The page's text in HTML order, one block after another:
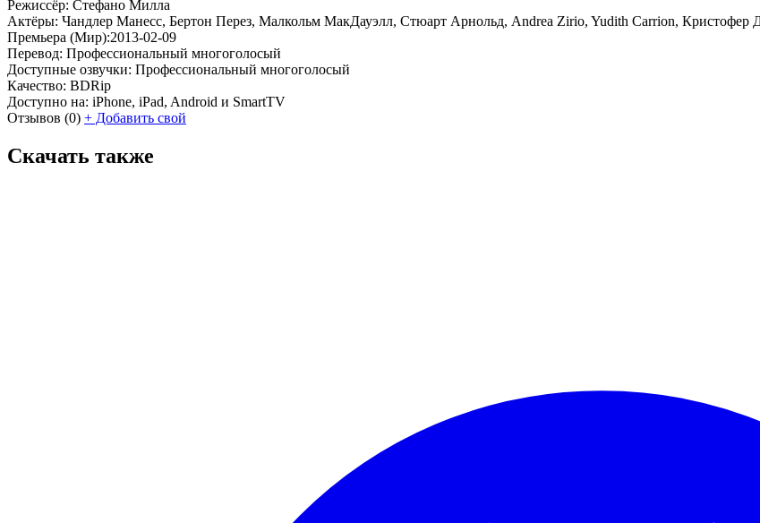
Режиссёр: Стефано Милла
Актёры: Чандлер Манесс, Бертон Перез, Малкольм МакДауэлл, Стюарт Арнольд, Andrea Zirio, Yudith Carrion, Кристофер
Премьера (Мир):2013-02-09
Перевод: Профессиональный многоголосый
Доступные озвучки: Профессиональный многоголосый
Качество: BDRip
Доступно на: iPhone, iPad, Android и SmartTV
Отзывов (0) + Добавить свой
Скачать также